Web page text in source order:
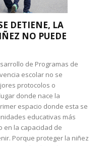
DETIENE, LA
NO PUEDE
de Programas de
escolar no se
protocolos o
donde nace la
espacio donde esta se
educativas más
en la capacidad de
Porque proteger la niñez